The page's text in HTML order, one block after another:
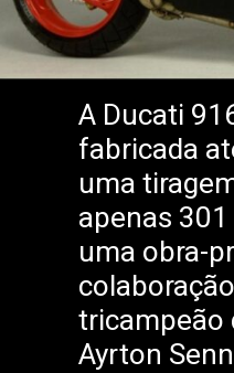
A Ducati
fabricada
uma
apenas
uma obra-
tricampeão
Ayrton